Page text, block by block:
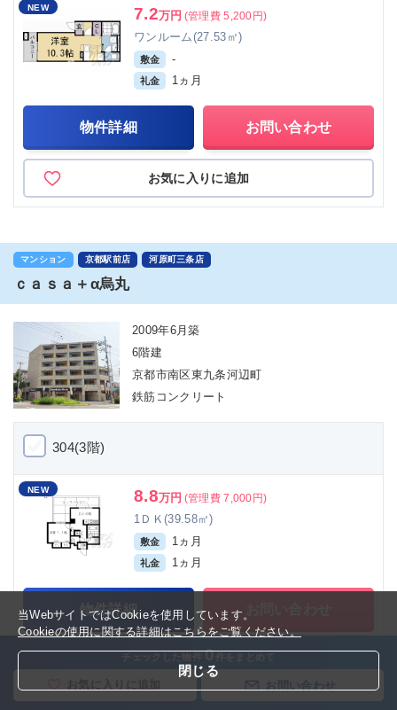
チェックした物件 0件をまとめて
NEW 7.2万円 (管理費 5,200円)
ワンルーム(27.53㎡)
敷金 -
礼金 1ヵ月
物件詳細 お問い合わせ
お気に入りに追加
マンション 京都駅前店 河原町三条店
ｃａｓａ＋α烏丸
2009年6月築
6階建
京都市南区東九条河辺町
鉄筋コンクリート
304(3階)
NEW 8.8万円 (管理費 7,000円)
1ＤＫ(39.58㎡)
敷金 1ヵ月
礼金 1ヵ月
物件詳細
お気に入りに追加
当WebサイトではCookieを使用しています。
Cookieの使用に関する詳細はこちらをご覧ください。
閉じる